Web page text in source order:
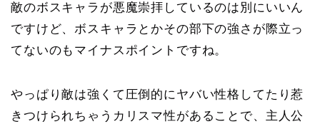
敵のボスキャラが悪魔崇拝しているのは別にいいん
ですけど、ボスキャラとかその部下の強さが際立っ
てないのもマイナスポイントですね。
やっぱり敵は強くて圧倒的にヤバい性格してたり惹
きつけられちゃうカリスマ性があることで、主人公